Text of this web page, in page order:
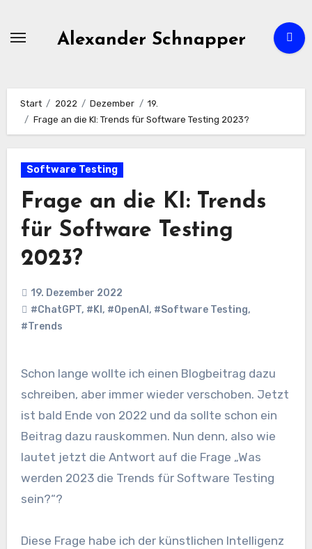
Alexander Schnapper
Start 2022 Dezember
19.
Frage an die KI: Trends für Software Testing 2023?
Software Testing
Frage an die KI: Trends
für Software Testing
2023?
19. Dezember 2022
#ChatGPT, #KI , #OpenAI , #Software Testing,
#Trends
Schon lange wollte ich einen Blogbeitrag dazu
schreiben, aber immer wieder verschoben. Jetzt
ist bald Ende von 2022 und da sollte schon ein
Beitrag dazu rauskommen. Nun denn, also wie
lautet jetzt die Antwort auf die Frage „Was
werden 2023 die Trends für Software Testing
sein?“?
Diese Frage habe ich der künstlichen Intelligenz